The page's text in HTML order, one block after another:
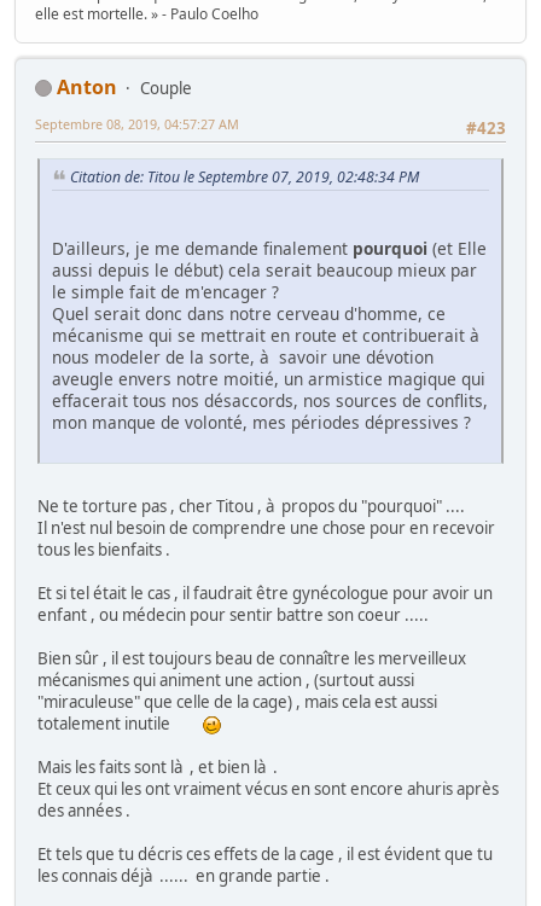
elle est mortelle. » - Paulo Coelho
Anton
Couple
#423
Septembre 08, 2019, 04:57:27 AM
Citation de: Titou le Septembre 07, 2019, 02:48:34 PM
D'ailleurs, je me demande finalement pourquoi (et Elle
aussi depuis le début) cela serait beaucoup mieux par
le simple fait de m'encager ?
Quel serait donc dans notre cerveau d'homme, ce
mécanisme qui se mettrait en route et contribuerait à
nous modeler de la sorte, à savoir une dévotion
aveugle envers notre moitié, un armistice magique qui
effacerait tous nos désaccords, nos sources de conflits,
mon manque de volonté, mes périodes dépressives ?
Ne te torture pas , cher Titou , à propos du "pourquoi" ....
Il n'est nul besoin de comprendre une chose pour en recevoir
tous les bienfaits .
Et si tel était le cas , il faudrait être gynécologue pour avoir un
enfant , ou médecin pour sentir battre son coeur .....
Bien sûr , il est toujours beau de connaître les merveilleux
mécanismes qui animent une action , (surtout aussi
"miraculeuse" que celle de la cage) , mais cela est aussi
totalement inutile
Mais les faits sont là , et bien là .
Et ceux qui les ont vraiment vécus en sont encore ahuris après
des années .
Et tels que tu décris ces effets de la cage , il est évident que tu
les connais déjà ...... en grande partie .